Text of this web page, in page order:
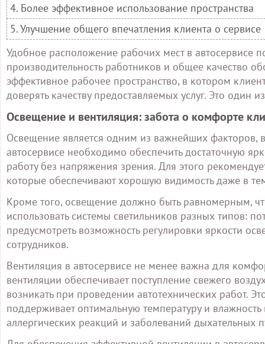
4. Более эффективное использование пространства
5. Улучшение общего впечатления клиента о сервисе
Удобное расположение рабочих мест в автосервисе
производительность работников и общее качество
эффективное рабочее пространство, в котором
доверять качеству предоставляемых услуг. Это один
Освещение и вентиляция: забота о комфорте
Освещение является одним из важнейших
автосервисе необходимо обеспечить достаточную
работу без напряжения зрения. Для этого
которые обеспечивают хорошую видимость даже в
Кроме того, освещение должно быть равномерным,
использовать системы светильников разных типов:
предусмотреть возможность регулировки яркости
сотрудников.
Вентиляция в автосервисе не менее важна для
вентиляции обеспечивает поступление свежего
возникать при проведении автотехнических работ.
поддерживает оптимальную температуру и
аллергических реакций и заболеваний дыхательных